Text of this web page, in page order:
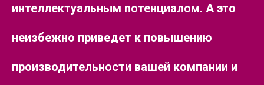
интеллектуальным потенциалом. А это
неизбежно приведет к повышению
производительности вашей компании и